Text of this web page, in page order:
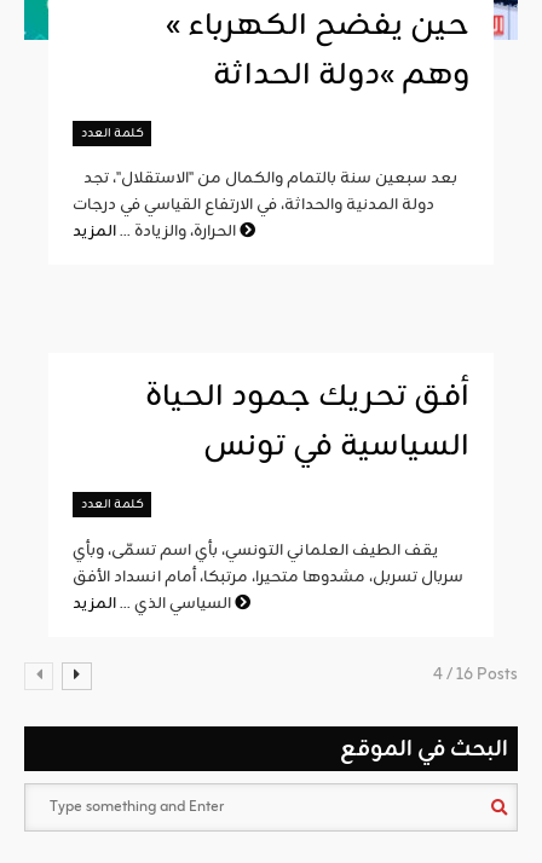
« حين يفضح الكهرباء
وهم »دولة الحداثة
كلمة العدد
دولة المدنية والحداثة، في الارتفاع القياسي في درجات
الحرارة، والزيادة ...
أفق تحريك جمود الحياة
السياسية في تونس
كلمة العدد
يقف الطيف العلماني التونسي، بأي اسم تسمّى، وبأي
سربال تسربل، مشدوها متحيرا، مرتبكا، أمام انسداد الأفق
السياسي الذي ...
4 / 16 Posts
البحث في الموقع